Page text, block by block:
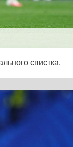
свистка.